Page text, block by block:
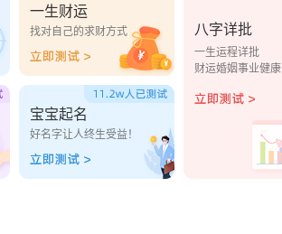
一生财运
找对自己的求财方式
宝宝起名
好名字让人终生受益！
八字详批
一生运程详批
财运婚姻事业健康